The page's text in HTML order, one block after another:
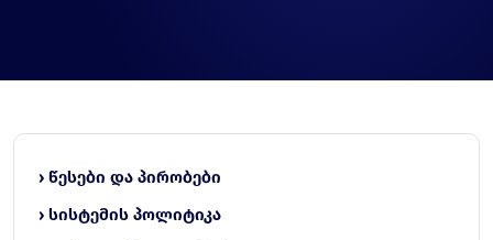
› წესები და პირობები
› სისტემის პოლიტიკა